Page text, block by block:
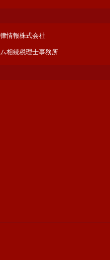
情報株式会社
相続税理士事務所